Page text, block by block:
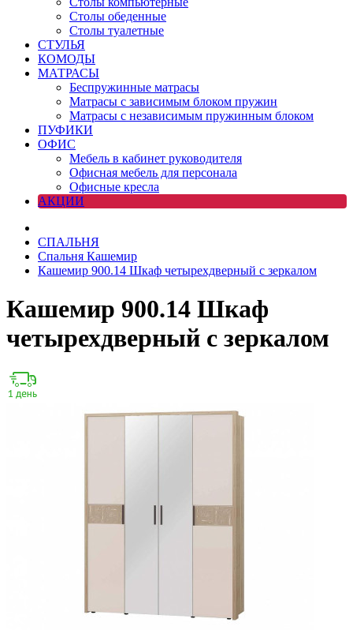
Столы обеденные
Столы туалетные
СТУЛЬЯ
КОМОДЫ
МАТРАСЫ
Беспружинные матрасы
Матрасы с зависимым блоком пружин
Матрасы с независимым пружинным блоком
ПУФИКИ
ОФИС
Мебель в кабинет руководителя
Офисная мебель для персонала
Офисные кресла
АКЦИИ
СПАЛЬНЯ
Спальня Кашемир
Кашемир 900.14 Шкаф четырехдверный с зеркалом
Кашемир 900.14 Шкаф
четырехдверный с зеркалом